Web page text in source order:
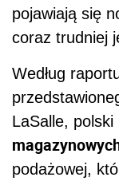
pojawiają się
coraz trudniej
Według
LaSalle, polski
podażowej,